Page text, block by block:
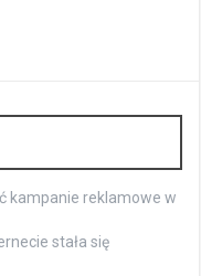
kampanie reklamowe w
stała się